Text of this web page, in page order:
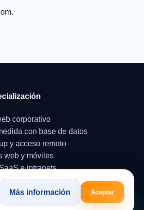
corporativo
con base de datos
y acceso remoto
web y móviles
e intranets
WhatsApp
Más información Aceptar